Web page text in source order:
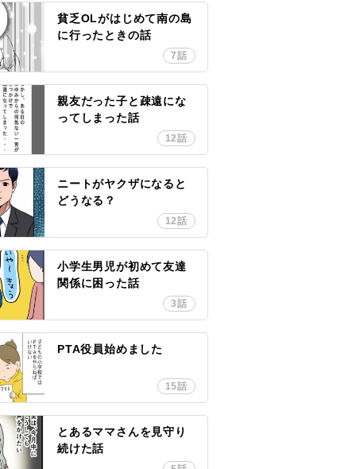
貧乏OLがはじめて南の島
に行ったときの話
7話
親友だった子と疎遠にな
ってしまった話
12話
ニートがヤクザになると
どうなる？
12話
小学生男児が初めて友達
関係に困った話
3話
PTA役員始めました
15話
とあるママさんを見守り
続けた話